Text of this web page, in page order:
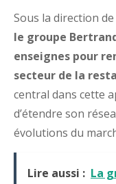
Sous la direction
le groupe
enseignes pour
secteur de la
central dans cette
d’étendre son
évolutions du
Lire aussi : La